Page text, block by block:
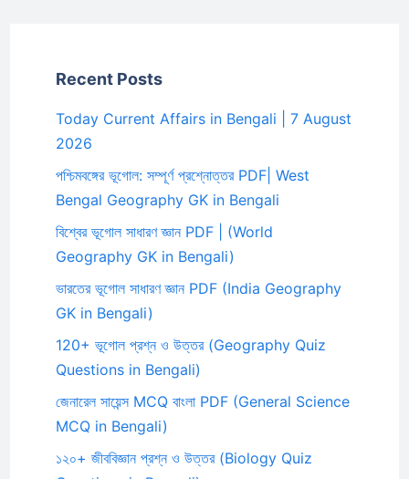
Recent Posts
Today Current Affairs in Bengali | 7 August
2026
পশ্চিমবঙ্গের ভূগোল: সম্পূর্ণ প্রশ্নোত্তর PDF| West
Bengal Geography GK in Bengali
বিশ্বের ভূগোল সাধারণ জ্ঞান PDF | (World
Geography GK in Bengali)
ভারতের ভূগোল সাধারণ জ্ঞান PDF (India Geography
GK in Bengali)
120+ ভূগোল প্রশ্ন ও উত্তর (Geography Quiz
Questions in Bengali)
জেনারেল সায়েন্স MCQ বাংলা PDF (General Science
MCQ in Bengali)
১২০+ জীববিজ্ঞান প্রশ্ন ও উত্তর (Biology Quiz